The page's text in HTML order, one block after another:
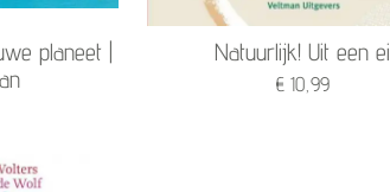
planeet |
Natuurlijk! Uit een ei
€ 10,99